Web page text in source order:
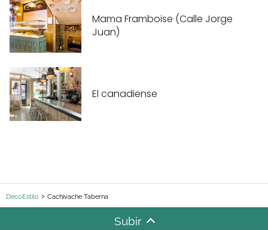
Mama Framboise (Calle Jorge
Juan)
El canadiense
DecoEstilo Cachivache Taberna
Subir